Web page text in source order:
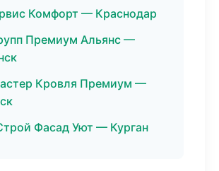
Комфорт — Краснодар
Премиум Альянс —
Кровля Премиум —
Фасад Уют — Курган